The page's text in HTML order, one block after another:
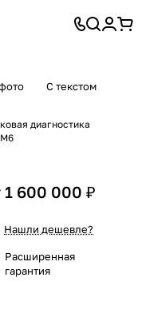
С текстом
диагностика
1 600 000 ₽
Нашли дешевле?
Расширенная
гарантия